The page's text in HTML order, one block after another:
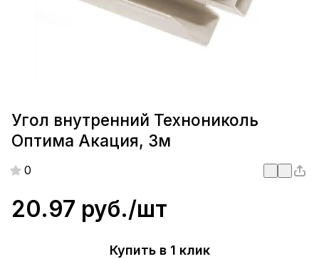
Угол внутренний Технониколь
Оптима Акация, 3м
0
20.97 руб./шт
Купить в 1 клик